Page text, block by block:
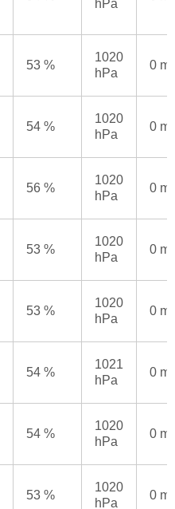
hPa
53 %
1020
hPa
0
54 %
1020
hPa
0
56 %
1020
hPa
0
53 %
1020
hPa
0
53 %
1020
hPa
0
54 %
1021
hPa
0
54 %
1020
hPa
0
53 %
1020
hPa
0